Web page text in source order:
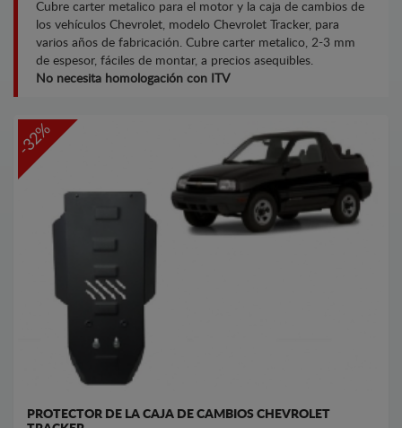
Cubre carter metalico para el motor y la caja de cambios de
los vehículos Chevrolet, modelo Chevrolet Tracker, para
varios años de fabricación. Cubre carter metalico, 2-3 mm
de espesor, fáciles de montar, a precios asequibles.
No necesita homologación con ITV
-32%
PROTECTOR DE LA CAJA DE CAMBIOS CHEVROLET